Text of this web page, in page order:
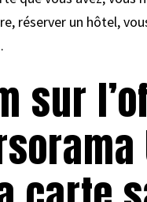
réserver un hôtel,
sur